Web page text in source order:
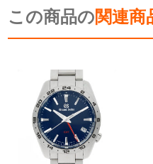
この商品の関連商
ます。
の掲載を控えております。
※当店では店頭販売も行っておりま
間差で在庫切れになる場合がございま
予めご了承くださいませ。
また、ご来店にてご購入を希望され
メールにてお問い合わせいただけま
※アンティーク品やユーズド品の場
している場合がございます。